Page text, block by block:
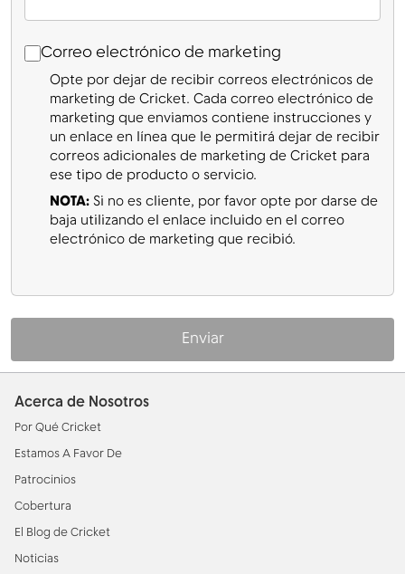
Correo electrónico de marketing
Correo electrónico de marketing
Opte por dejar de recibir correos electrónicos de
marketing de Cricket. Cada correo electrónico de
marketing que enviamos contiene instrucciones y
un enlace en línea que le permitirá dejar de recibir
correos adicionales de marketing de Cricket para
ese tipo de producto o servicio.
NOTA: Si no es cliente, por favor opte por darse de
baja utilizando el enlace incluido en el correo
electrónico de marketing que recibió.
Enviar
Acerca de Nosotros
Por Qué Cricket
Estamos A Favor De(opens in new tab)
Patrocinios(opens in new tab)
Cobertura
El Blog de Cricket
Noticias(opens in new tab)